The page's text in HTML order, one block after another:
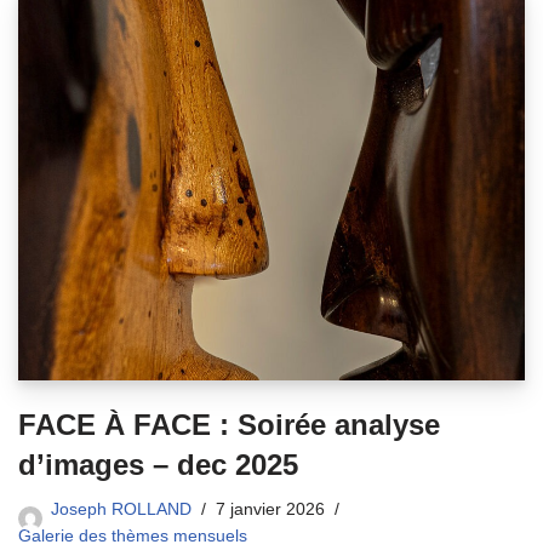
FACE À FACE : Soirée analyse
d’images – dec 2025
Joseph ROLLAND
7 janvier 2026
Galerie des thèmes mensuels